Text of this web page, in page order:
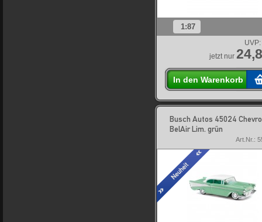
1:87
UVP:
jetzt nur
In den Warenkorb
Busch Autos 45024
BelAir Lim. grün
Art.Nr.: